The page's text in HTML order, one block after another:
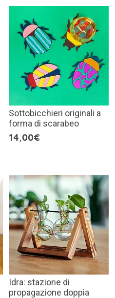
Sottobicchieri originali a
forma di scarabeo
14,00€
Idra: stazione di
propagazione doppia